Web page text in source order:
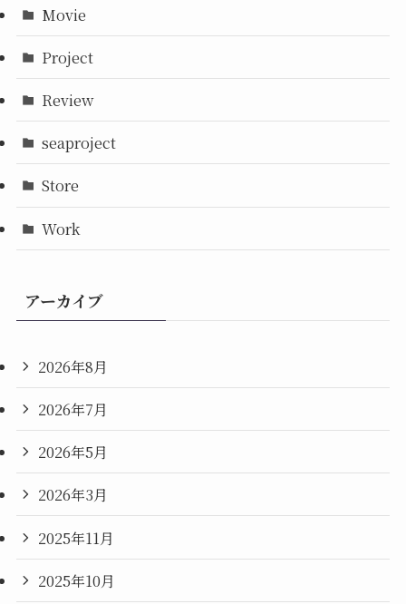
Movie
Project
Review
seaproject
Store
Work
アーカイブ
2026年8月
2026年7月
2026年5月
2026年3月
2025年11月
2025年10月